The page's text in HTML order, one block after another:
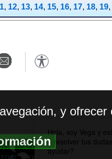
, 12, 13, 14, 15, 16, 17, 18, 19,
|ACCESIBILIDAD
| POLITICA DE PRIVACIDAD
y ofrecer